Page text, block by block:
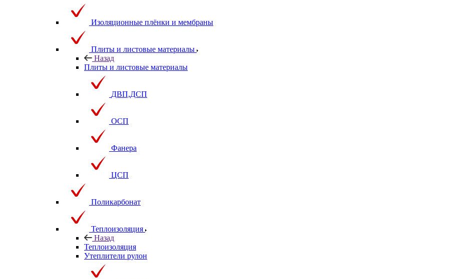
Изоляционные плёнки и мембраны
Плиты и листовые материалы
Назад
Плиты и листовые материалы
ДВП,ДСП
ОСП
Фанера
ЦСП
Поликарбонат
Теплоизоляция
Назад
Теплоизоляция
Утеплители рулон